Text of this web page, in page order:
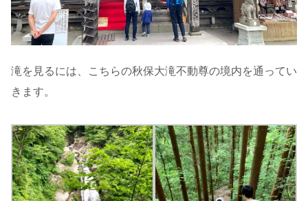
滝を見るには、こちらの秋保大滝不動尊の境内を通ってい
きます。